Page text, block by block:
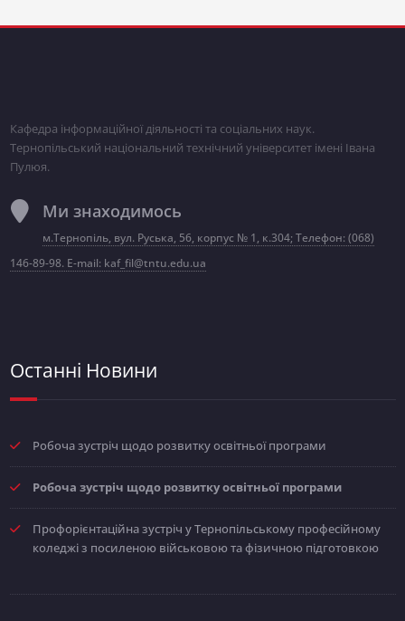
Кафедра інформаційної діяльності та соціальних наук.
Тернопільський національний технічний університет імені Івана
Пулюя.
Ми знаходимось
м.Тернопіль, вул. Руська, 56, корпус № 1, к.304; Телефон: (068)
146-89-98. E-mail: kaf_fil@tntu.edu.ua
Останні Новини
Робоча зустріч щодо розвитку освітньої програми
Робоча зустріч щодо розвитку освітньої програми
Профорієнтаційна зустріч у Тернопільському професійному
коледжі з посиленою військовою та фізичною підготовкою